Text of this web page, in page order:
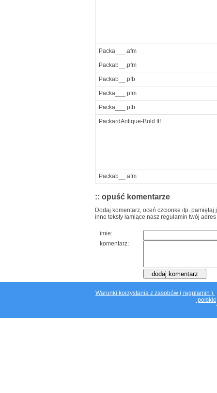
Packa___.afm
Packab__.pfm
Packab__.pfb
Packa___.pfm
Packa___.pfb
PackardAntique-Bold.ttf
Packab__.afm
:: opuść komentarze
Dodaj komentarz, oceń czcionke itp.
inne teksty łamiące nasz regulamin twój
imie:
komentarz:
Warunki korzystania z zasobów ( regulamin )